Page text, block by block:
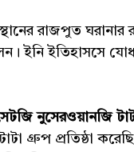
রাজপুত ঘরানার
ইনি ইতিহাসসে
নুসেরওয়ানজি
গ্রুপ প্রতিষ্ঠা